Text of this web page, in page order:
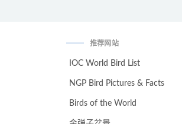
推荐网站
IOC World Bird List
NGP Bird Pictures & Facts
Birds of the World